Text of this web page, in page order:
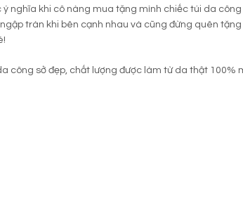
ý nghĩa khi cô nàng mua tặng mình chiếc túi da
tràn khi bên cạnh nhau và cũng đừng quên
công sở đẹp, chất lượng được làm từ da thật 100%